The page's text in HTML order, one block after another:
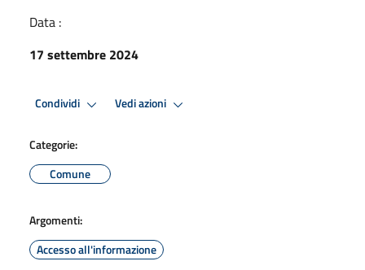
Data :
17 settembre 2024
Condividi Vedi azioni
Categorie:
Comune
Argomenti:
Accesso all'informazione